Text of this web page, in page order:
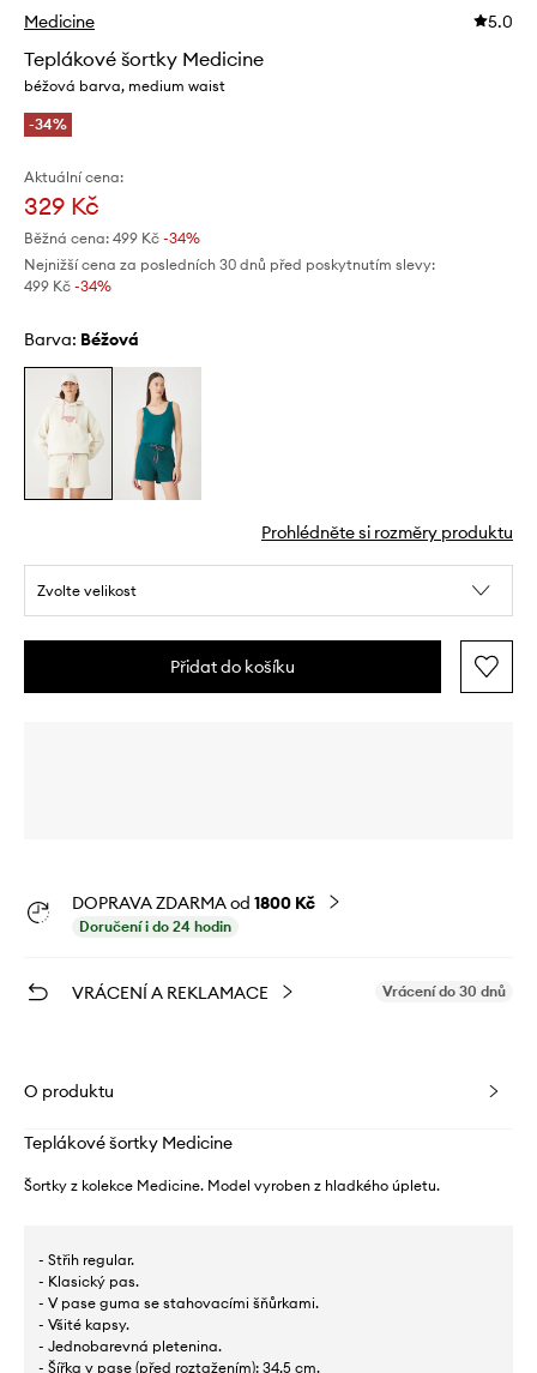
Medicine 5.0
Teplákové šortky Medicine
béžová barva, medium waist
-34%
Aktuální cena:
329 Kč
Běžná cena: 499 Kč -34%
Nejnižší cena za posledních 30 dnů před poskytnutím slevy:
499 Kč -34%
Barva: béžová
Prohlédněte si rozměry produktu
Zvolte velikost
Přidat do košíku
DOPRAVA ZDARMA od 1800 Kč
Doručení i do 24 hodin
VRÁCENÍ A REKLAMACE Vrácení do 30 dnů
O produktu
Teplákové šortky Medicine
Šortky z kolekce Medicine. Model vyroben z hladkého úpletu.
- Střih regular.
- Klasický pas.
- V pase guma se stahovacími šňůrkami.
- Všité kapsy.
- Jednobarevná pletenina.
- Šířka v pase (před roztažením): 34,5 cm.